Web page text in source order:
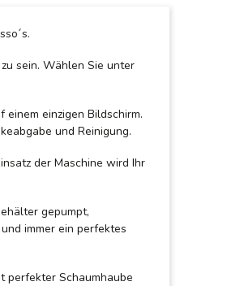
sein. Wählen Sie unter
einzigen Bildschirm.
und Reinigung.
der Maschine wird Ihr
gepumpt,
immer ein perfektes
perfekter Schaumhaube